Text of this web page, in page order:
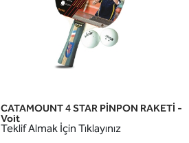
HIZLI GÖRÜNÜM
CATAMOUNT 4 STAR PİNPON RAKETİ -
Voit
Teklif Almak İçin Tıklayınız